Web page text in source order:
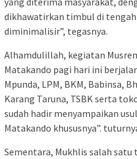
dikhawatirkan timbul di
diminimalisir”, tegasnya.
Alhamdulillah, kegiatan
Matakando pagi hari ini
Mpunda, LPM, BKM, Babinsa,
Karang Taruna, TSBK serta
sudah hadir menyampaikan
Matakando khususnya”.
Sementara, Mukhlis salah